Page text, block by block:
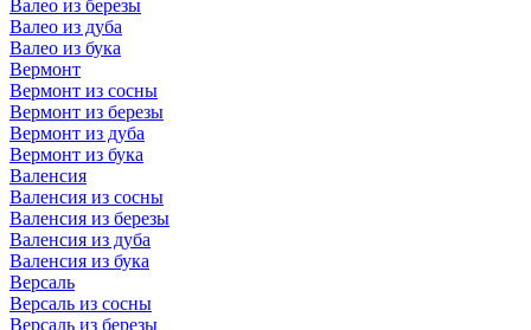
Валео из березы
Валео из дуба
Валео из бука
Вермонт
Вермонт из сосны
Вермонт из березы
Вермонт из дуба
Вермонт из бука
Валенсия
Валенсия из сосны
Валенсия из березы
Валенсия из дуба
Валенсия из бука
Версаль
Версаль из сосны
Версаль из березы